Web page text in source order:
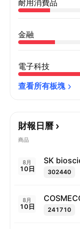
耐用消費品
金融
電子科技
查看所有板塊
財報日曆
商品
8月
10日
SK
302440
8月
10日 241710